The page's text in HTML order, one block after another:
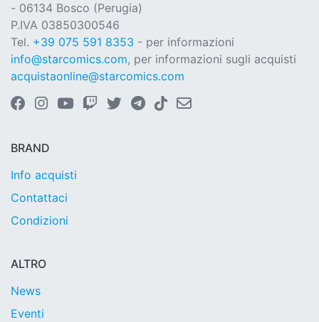
- 06134 Bosco (Perugia)
P.IVA 03850300546
Tel. +39 075 591 8353 - per informazioni
info@starcomics.com, per informazioni sugli acquisti
acquistaonline@starcomics.com
BRAND
Info acquisti
Contattaci
Condizioni
ALTRO
News
Eventi